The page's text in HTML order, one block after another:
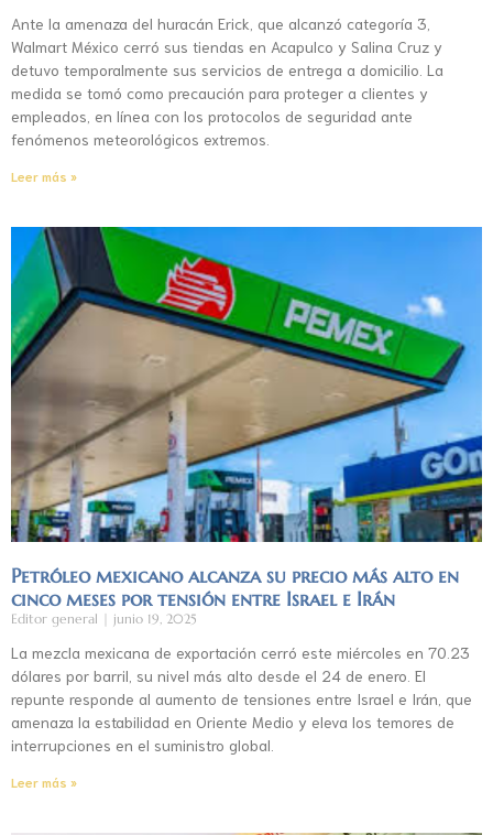
Ante la amenaza del huracán Erick, que alcanzó categoría 3,
Walmart México cerró sus tiendas en Acapulco y Salina Cruz y
detuvo temporalmente sus servicios de entrega a domicilio. La
medida se tomó como precaución para proteger a clientes y
empleados, en línea con los protocolos de seguridad ante
fenómenos meteorológicos extremos.
Leer más »
Petróleo mexicano alcanza su precio más alto en
cinco meses por tensión entre Israel e Irán
Editor general junio 19, 2025
La mezcla mexicana de exportación cerró este miércoles en 70.23
dólares por barril, su nivel más alto desde el 24 de enero. El
repunte responde al aumento de tensiones entre Israel e Irán, que
amenaza la estabilidad en Oriente Medio y eleva los temores de
interrupciones en el suministro global.
Leer más »